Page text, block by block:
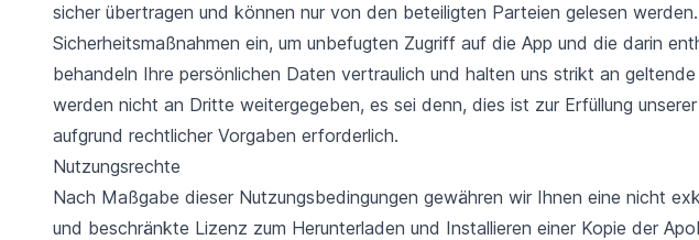
sicher übertragen und können nur von den beteiligten Parteien gelesen
Sicherheitsmaßnahmen ein, um unbefugten Zugriff auf die App und die darin
behandeln Ihre persönlichen Daten vertraulich und halten uns strikt an
werden nicht an Dritte weitergegeben, es sei denn, dies ist zur Erfüllung
aufgrund rechtlicher Vorgaben erforderlich.
Nutzungsrechte
Nach Maßgabe dieser Nutzungsbedingungen gewähren wir Ihnen eine nicht
und beschränkte Lizenz zum Herunterladen und Installieren einer Kopie der